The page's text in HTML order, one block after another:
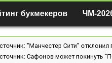
букмекеров ЧМ-
"Манчестер Сити"
Сафонов может покинуть